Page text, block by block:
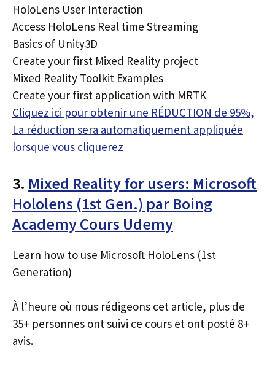
HoloLens User Interaction
Access HoloLens Real time Streaming
Basics of Unity3D
Create your first Mixed Reality project
Mixed Reality Toolkit Examples
Create your first application with MRTK
Cliquez ici pour obtenir une RÉDUCTION de 95%,
La réduction sera automatiquement appliquée
lorsque vous cliquerez
3. Mixed Reality for users: Microsoft
Hololens (1st Gen.) par Boing
Academy Cours Udemy
Learn how to use Microsoft HoloLens (1st
Generation)
À l’heure où nous rédigeons cet article, plus de
35+ personnes ont suivi ce cours et ont posté 8+
avis.